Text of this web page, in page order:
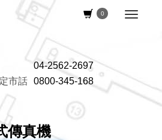
0
04-2562-2697
市話 0800-345-168
傳真機